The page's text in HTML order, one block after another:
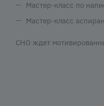
Мастер-класс по
Мастер-класс
СНО ждет